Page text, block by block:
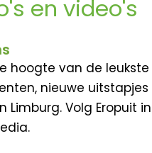
en video's
hoogte van de leukste
nieuwe uitstapjes
Limburg. Volg Eropuit